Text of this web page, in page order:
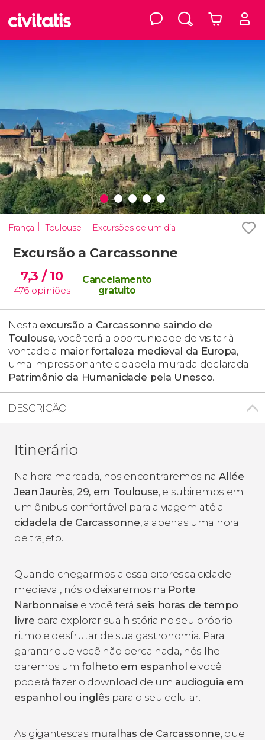
França Toulouse Excursões de um dia
Excursão a Carcassonne
7,3 / 10
476 opiniões
Cancelamento
gratuito
Nesta excursão a Carcassonne saindo de
Toulouse, você terá a oportunidade de visitar à
vontade a maior fortaleza medieval da Europa,
uma impressionante cidadela murada declarada
Patrimônio da Humanidade pela Unesco.
DESCRIÇÃO
Itinerário
Na hora marcada, nos encontraremos na Allée
Jean Jaurès, 29, em Toulouse, e subiremos em
um ônibus confortável para a viagem até a
cidadela de Carcassonne, a apenas uma hora
de trajeto.
Quando chegarmos a essa pitoresca cidade
medieval, nós o deixaremos na Porte
Narbonnaise e você terá seis horas de tempo
livre para explorar sua história no seu próprio
ritmo e desfrutar de sua gastronomia. Para
garantir que você não perca nada, nós lhe
daremos umfolheto em espanhol e você
poderá fazer o download de um audioguia em
espanhol ou inglês para o seu celular.
As gigantescas muralhas de Carcassonne, que